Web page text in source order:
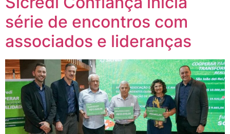
série de encontros com
associados e lideranças